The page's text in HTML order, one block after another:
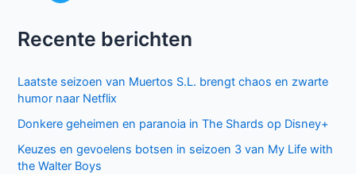
Recente berichten
Laatste seizoen van Muertos S.L. brengt chaos en zwarte
humor naar Netflix
Donkere geheimen en paranoia in The Shards op Disney+
Keuzes en gevoelens botsen in seizoen 3 van My Life with
the Walter Boys